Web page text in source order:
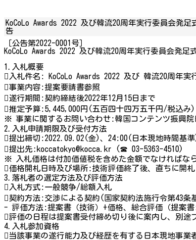
KoCoLo Awards 2022 及び韓流20周年実行委員会発
告
［公告第2022-0001号］
KoCoLo Awards 2022 及び韓流20周年実行委員会発
1.入札概要
入札件名: KoCoLo Awards 2022 及び 韓流20周年
事業内容:提案要請書参照
遂行期間:契約締結後2022年12月15日まで
推定予算:5,445,000円(五百四十四万五千円/税込み)
※ 事業に関するお問い合わせ:韓国コンテンツ振興
2.入札申請期限及び受付方法
提出締切:2022.09.02(金)、24:00(日本現地時間基
提出先:koccatokyo@kocca.kr (☎ 03-5363-4510)
※ 入札価格は付加価値税を含めた金額でなければなら
価格開札日時及び場所:技術評価終了後、直ちに開札
3.落札者の選定方法及び評価方法
入札方式:一般競争/総額入札
契約方法:交渉による契約(国家契約法施行令第43条
- 評価方法:提案書（技術）+価格、総合評価（提案書:
評価の日程は提案書受付締め切り後に案内し、別途
4.入札参加資格
当該事業の遂行能力及び経歴を有する日本現地事業